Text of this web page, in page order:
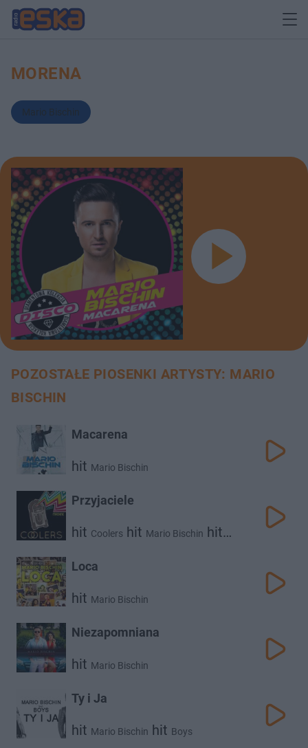
MORENA
Mario Bischin
POZOSTAŁE PIOSENKI ARTYSTY: MARIO
BISCHIN
Macarena
hit Mario Bischin
Przyjaciele
hit Coolers hit Mario Bischin hit
Loca
hit Mario Bischin
Niezapomniana
hit Mario Bischin
Ty i Ja
hit Mario Bischin hit Boys